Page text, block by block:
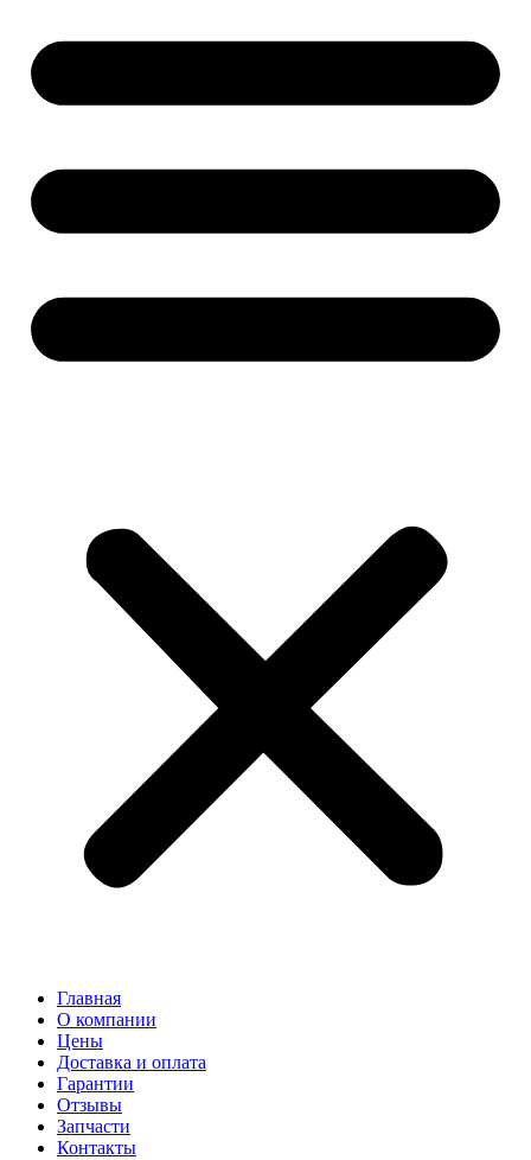
Главная
О компании
Цены
Доставка и оплата
Гарантии
Отзывы
Запчасти
Контакты